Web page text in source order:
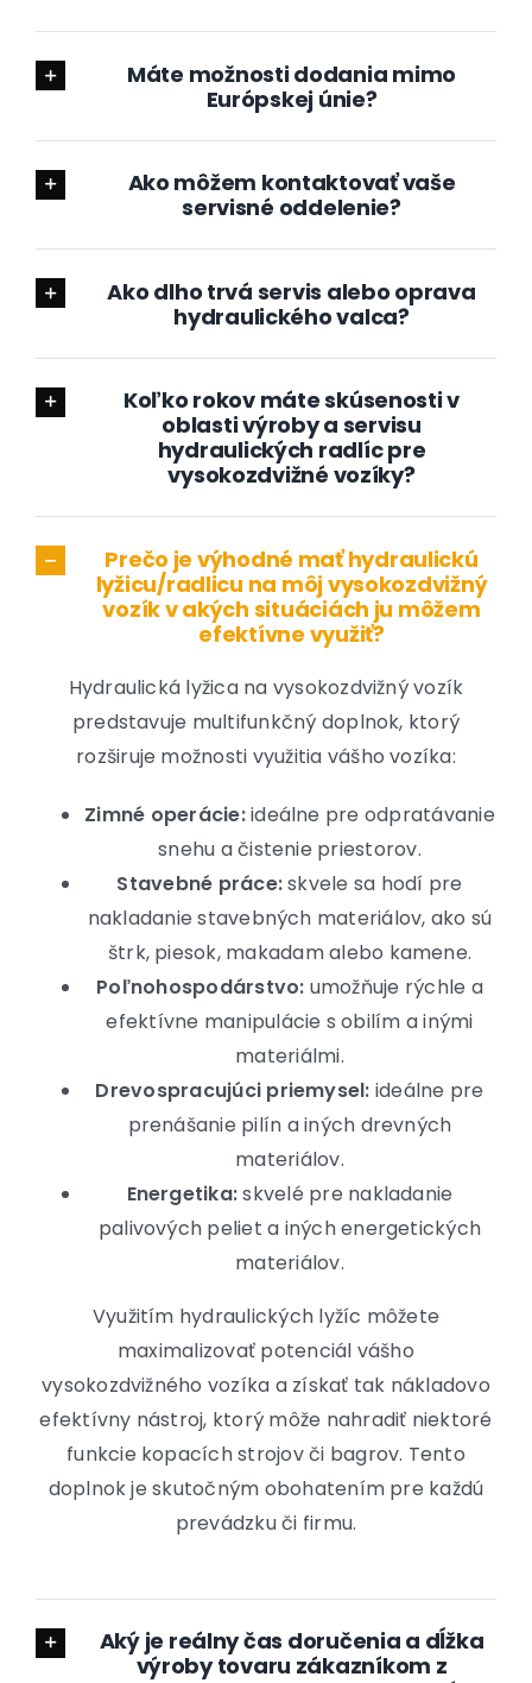
Máte možnosti dodania mimo
Európskej únie?
Ako môžem kontaktovať vaše
servisné oddelenie?
Ako dlho trvá servis alebo oprava
hydraulického valca?
Koľko rokov máte skúsenosti v
oblasti výroby a servisu
hydraulických radlíc pre
vysokozdvižné vozíky?
Prečo je výhodné mať hydraulickú
lyžicu/radlicu na môj vysokozdvižný
vozík v akých situáciách ju môžem
efektívne využiť?
Hydraulická lyžica na vysokozdvižný vozík
predstavuje multifunkčný doplnok, ktorý
rozširuje možnosti využitia vášho vozíka:
Zimné operácie:ideálne pre odpratávanie
snehu a čistenie priestorov.
Stavebné práce:skvele sa hodí pre
nakladanie stavebných materiálov, ako sú
štrk, piesok, makadam alebo kamene.
Poľnohospodárstvo: umožňuje rýchle a
efektívne manipulácie s obilím a inými
materiálmi.
Drevospracujúci priemysel: ideálne pre
prenášanie pilín a iných drevných
materiálov.
Energetika:skvelé pre nakladanie
palivových peliet a iných energetických
materiálov.
Využitím hydraulických lyžíc môžete
maximalizovať potenciál vášho
vysokozdvižného vozíka a získať tak nákladovo
efektívny nástroj, ktorý môže nahradiť niektoré
funkcie kopacích strojov či bagrov. Tento
doplnok je skutočným obohatením pre každú
prevádzku či firmu.
Aký je reálny čas doručenia a dĺžka
výroby tovaru zákazníkom z